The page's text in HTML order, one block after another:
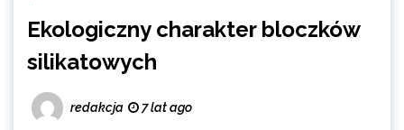
Ekologiczny charakter bloczków
silikatowych
redakcja 7 lat ago